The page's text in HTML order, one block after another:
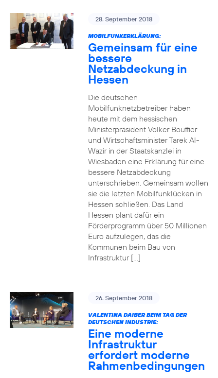
28. September 2018
MOBILFUNKERKLÄRUNG:
Gemeinsam für eine
bessere
Netzabdeckung in
Hessen
Die deutschen
Mobilfunknetzbetreiber haben
heute mit dem hessischen
Ministerpräsident Volker Bouffier
und Wirtschaftsminister Tarek Al-
Wazir in der Staatskanzlei in
Wiesbaden eine Erklärung für eine
bessere Netzabdeckung
unterschrieben. Gemeinsam wollen
sie die letzten Mobilfunklücken in
Hessen schließen. Das Land
Hessen plant dafür ein
Förderprogramm über 50 Millionen
Euro aufzulegen, das die
Kommunen beim Bau von
Infrastruktur […]
26. September 2018
VALENTINA DAIBER BEIM TAG DER
DEUTSCHEN INDUSTRIE:
Eine moderne
Infrastruktur
erfordert moderne
Rahmenbedingungen